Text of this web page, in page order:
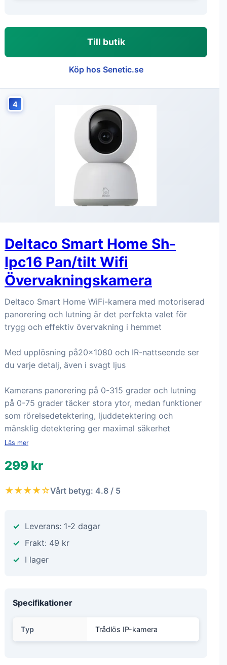
Till butik
Köp hos Senetic.se
4
Deltaco Smart Home Sh-
Ipc16 Pan/tilt Wifi
Övervakningskamera
Deltaco Smart Home WiFi-kamera med motoriserad
panorering och lutning är det perfekta valet för
trygg och effektiv övervakning i hemmet
Med upplösning på20x1080 och IR-nattseende ser
du varje detalj, även i svagt ljus
Kamerans panorering på 0-315 grader och lutning
på 0-75 grader täcker stora ytor, medan funktioner
som rörelsedetektering, ljuddetektering och
mänsklig detektering ger maximal säkerhet
Läs mer
299 kr
★★★★☆Vårt betyg: 4.8 / 5
Leverans: 1-2 dagar
Frakt: 49 kr
I lager
Specifikationer
Typ Trådlös IP-kamera